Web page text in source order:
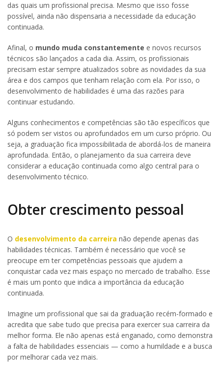
das quais um profissional precisa. Mesmo que isso fosse
possível, ainda não dispensaria a necessidade da educação
continuada.
Afinal, o mundo muda constantemente e novos recursos
técnicos são lançados a cada dia. Assim, os profissionais
precisam estar sempre atualizados sobre as novidades da sua
área e dos campos que tenham relação com ela. Por isso, o
desenvolvimento de habilidades é uma das razões para
continuar estudando.
Alguns conhecimentos e competências são tão específicos que
só podem ser vistos ou aprofundados em um curso próprio. Ou
seja, a graduação fica impossibilitada de abordá-los de maneira
aprofundada. Então, o planejamento da sua carreira deve
considerar a educação continuada como algo central para o
desenvolvimento técnico.
Obter crescimento pessoal
O desenvolvimento da carreira não depende apenas das
habilidades técnicas. Também é necessário que você se
preocupe em ter competências pessoais que ajudem a
conquistar cada vez mais espaço no mercado de trabalho. Esse
é mais um ponto que indica a importância da educação
continuada.
Imagine um profissional que sai da graduação recém-formado e
acredita que sabe tudo que precisa para exercer sua carreira da
melhor forma. Ele não apenas está enganado, como demonstra
a falta de habilidades essenciais — como a humildade e a busca
por melhorar cada vez mais.